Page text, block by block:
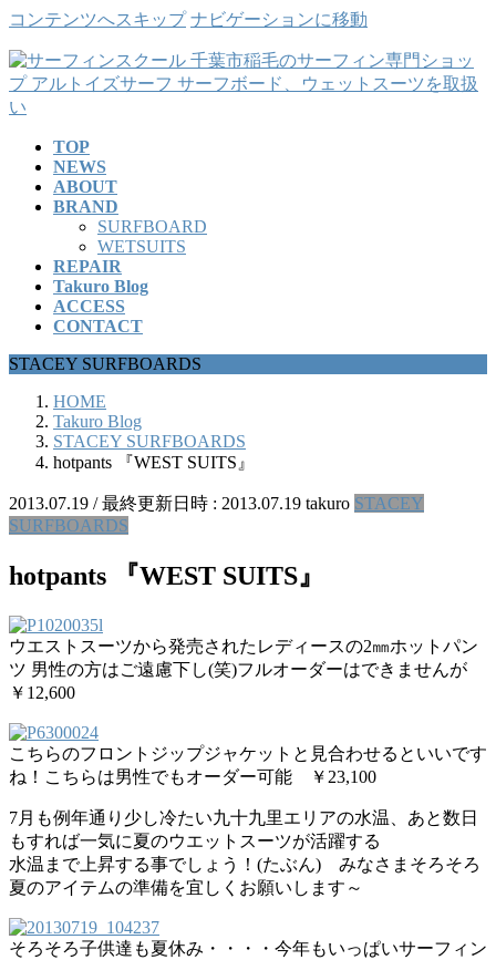
コンテンツへスキップ ナビゲーションに移動
TOP
NEWS
ABOUT
BRAND
SURFBOARD
WETSUITS
REPAIR
Takuro Blog
ACCESS
CONTACT
STACEY SURFBOARDS
HOME
Takuro Blog
STACEY SURFBOARDS
hotpants 『WEST SUITS』
2013.07.19 / 最終更新日時 : 2013.07.19 takuro STACEY
SURFBOARDS
hotpants 『WEST SUITS』
ウエストスーツから発売されたレディースの2㎜ホットパン
ツ 男性の方はご遠慮下し(笑)フルオーダーはできませんが
￥12,600
こちらのフロントジップジャケットと見合わせるといいです
ね！こちらは男性でもオーダー可能 ￥23,100
7月も例年通り少し冷たい九十九里エリアの水温、あと数日
もすれば一気に夏のウエットスーツが活躍する
水温まで上昇する事でしょう！(たぶん) みなさまそろそろ
夏のアイテムの準備を宜しくお願いします～
そろそろ子供達も夏休み・・・・今年もいっぱいサーフィン